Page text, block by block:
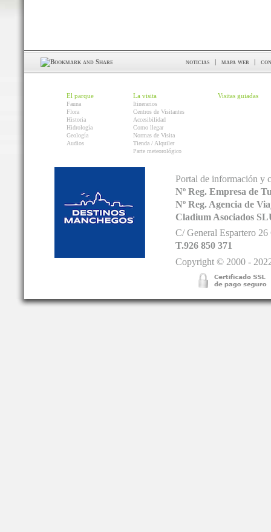
noticias | mapa web |
El parque
Fauna
Flora
Historia
Hidrología
Geología
Audios
La visita
Itinerarios
Centros de Visitantes
Accesibilidad
Como llegar
Normas de Visita
Tienda / Alquiler
Parte meteorológico
Visitas guiadas
Portal de información y
Nº Reg. Empresa de
Nº Reg. Agencia de
Cladium Asociados
C/ General Espartero
T.926 850 371
Copyright © 2000 -